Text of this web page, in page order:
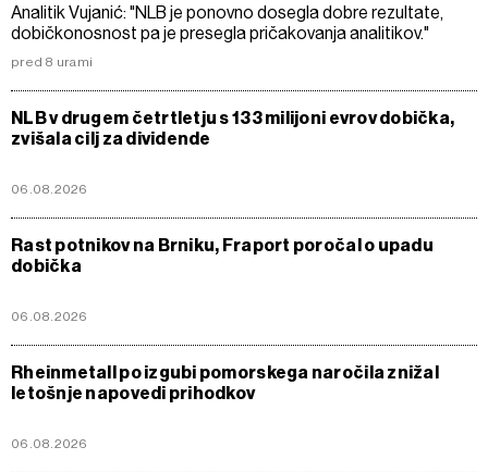
Analitik Vujanić: "NLB je ponovno dosegla dobre rezultate,
dobičkonosnost pa je presegla pričakovanja analitikov."
pred 8 urami
NLB v drugem četrtletju s 133 milijoni evrov dobička,
zvišala cilj za dividende
06.08.2026
Rast potnikov na Brniku, Fraport poročal o upadu
dobička
06.08.2026
Rheinmetall po izgubi pomorskega naročila znižal
letošnje napovedi prihodkov
06.08.2026